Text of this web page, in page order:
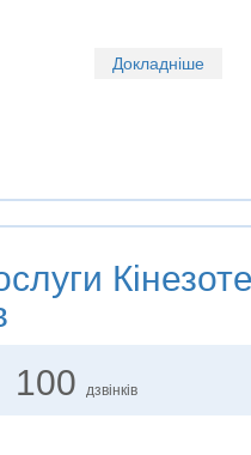
Докладніше
100 дзвінків